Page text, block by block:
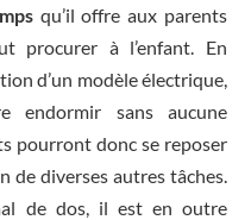
qu’il offre aux parents
procurer à l’enfant. En
d’un modèle électrique,
endormir sans aucune
pourront donc se reposer
de diverses autres tâches.
de dos, il est en outre